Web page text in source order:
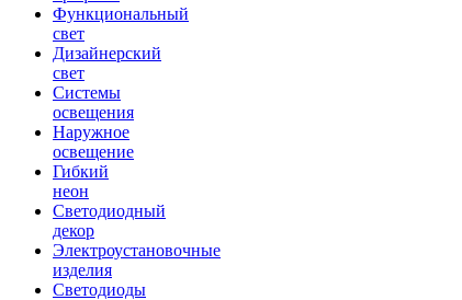
Функциональный
свет
Дизайнерский
свет
Системы
освещения
Наружное
освещение
Гибкий
неон
Светодиодный
декор
Электроустановочные
изделия
Светодиоды